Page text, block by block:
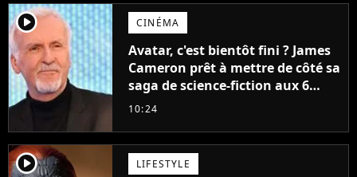
player2 CINÉMA
Avatar, c'est bientôt fini ? James
Cameron prêt à mettre de côté sa
saga de science-fiction aux 6
milliards de recettes
10:24
player2 LIFESTYLE